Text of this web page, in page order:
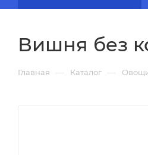
Вишня без
Главная — Каталог —